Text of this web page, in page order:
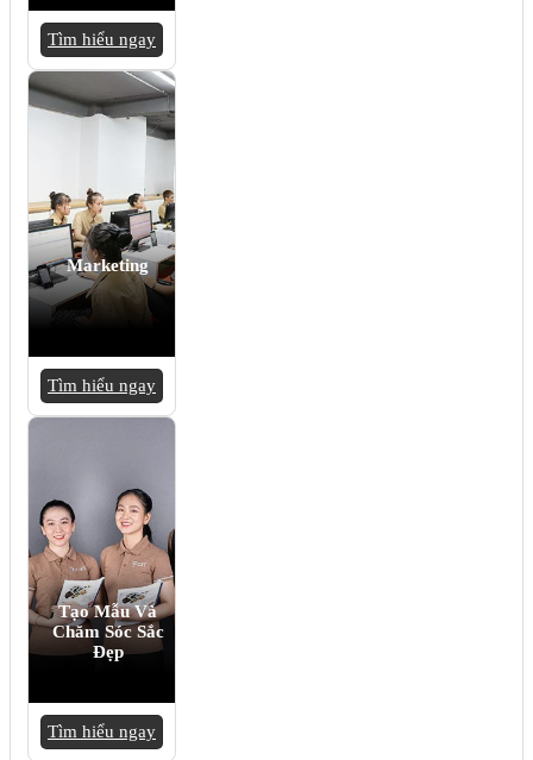
Tìm hiểu ngay
Marketing
Tìm hiểu ngay
Tạo Mẫu Và
Chăm Sóc Sắc
Đẹp
Tìm hiểu ngay